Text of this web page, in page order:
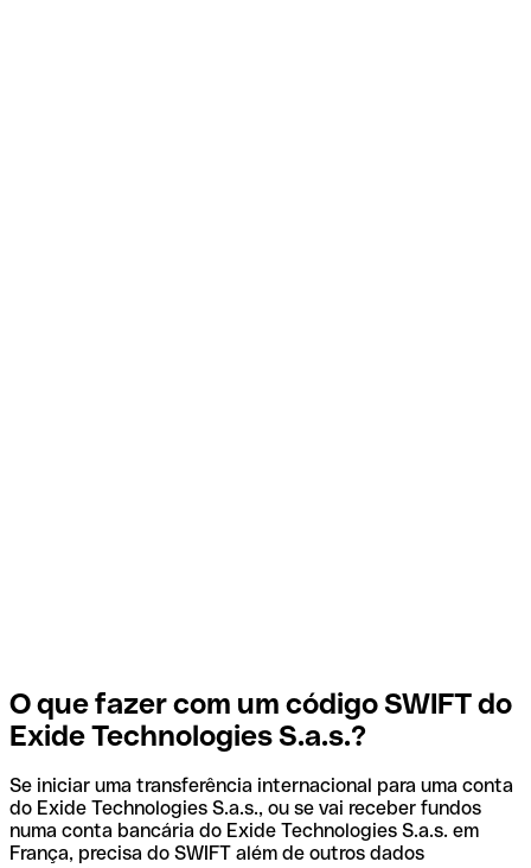
O que fazer com um código SWIFT do
Exide Technologies S.a.s.?
Se iniciar uma transferência internacional para uma conta
do Exide Technologies S.a.s., ou se vai receber fundos
numa conta bancária do Exide Technologies S.a.s. em
França, precisa do SWIFT além de outros dados